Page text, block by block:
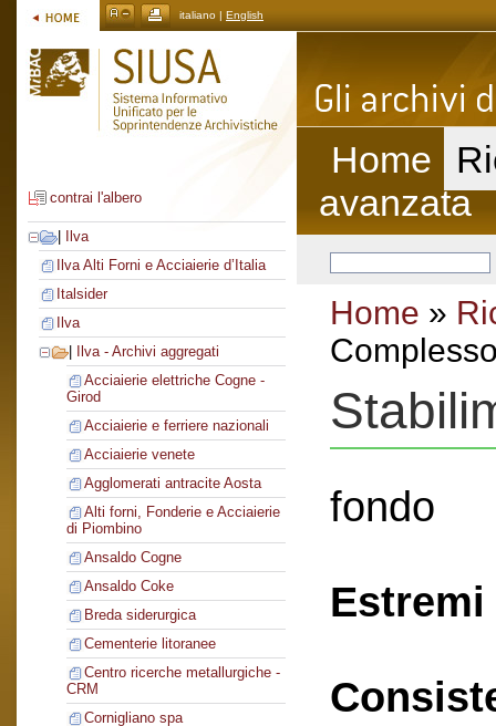
italiano | English
contrai l'albero
Ilva
Ilva Alti Forni e Acciaierie d’Italia
Italsider
Ilva
Ilva - Archivi aggregati
Acciaierie elettriche Cogne -
Girod
Acciaierie e ferriere nazionali
Acciaierie venete
Agglomerati antracite Aosta
Alti forni, Fonderie e Acciaierie
di Piombino
Ansaldo Cogne
Ansaldo Coke
Breda siderurgica
Cementerie litoranee
Centro ricerche metallurgiche -
CRM
Cornigliano spa
Home
avanzata
Home »
fondo